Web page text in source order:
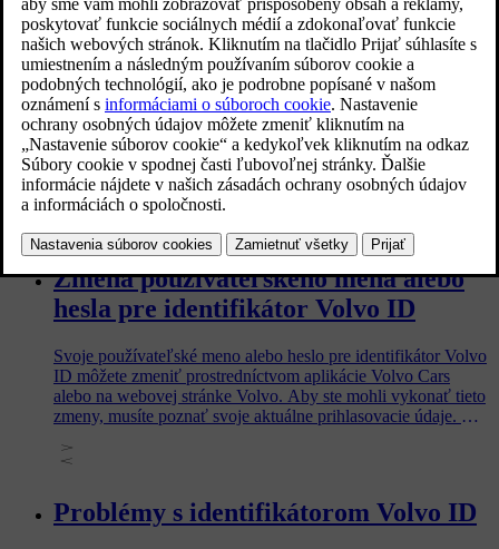
Zmena vlastníctva pripojených
služieb
Pri zmene majiteľa vozidla s pripojenými službami musia
určité kroky vykonať predchádzajúci aj nový majiteľ.
Zmena používateľského mena alebo
hesla pre identifikátor Volvo ID
Svoje používateľské meno alebo heslo pre identifikátor Volvo
ID môžete zmeniť prostredníctvom aplikácie Volvo Cars
alebo na webovej stránke Volvo. Aby ste mohli vykonať tieto
zmeny, musíte poznať svoje aktuálne prihlasovacie údaje. Ak
Problémy s identifikátorom Volvo ID.
Problémy s identifikátorom Volvo ID